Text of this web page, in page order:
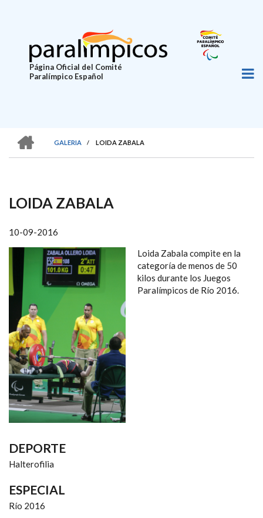
principal
Página Oficial del Comité
Paralímpico Español
SOBRESCRIBIR
DE
AYUDA
A
LA
NAVEGACIÓN
GALERIA
/ LOIDA ZABALA
LOIDA ZABALA
10-09-2016
Loida Zabala compite en la
categoría de menos de 50
kilos durante los Juegos
Paralímpicos de Río 2016.
DEPORTE
Halterofilia
ESPECIAL
Río 2016